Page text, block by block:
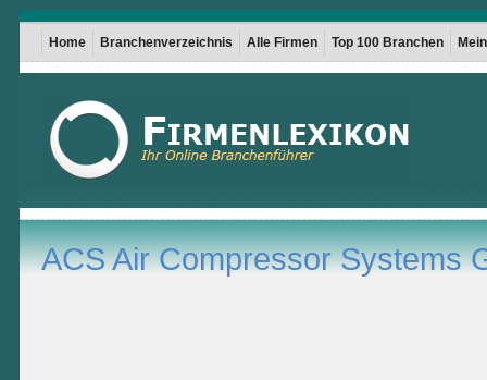
Home Branchenverzeichnis Alle Firmen Top 100 Branchen
ACS Air Compressor Systems